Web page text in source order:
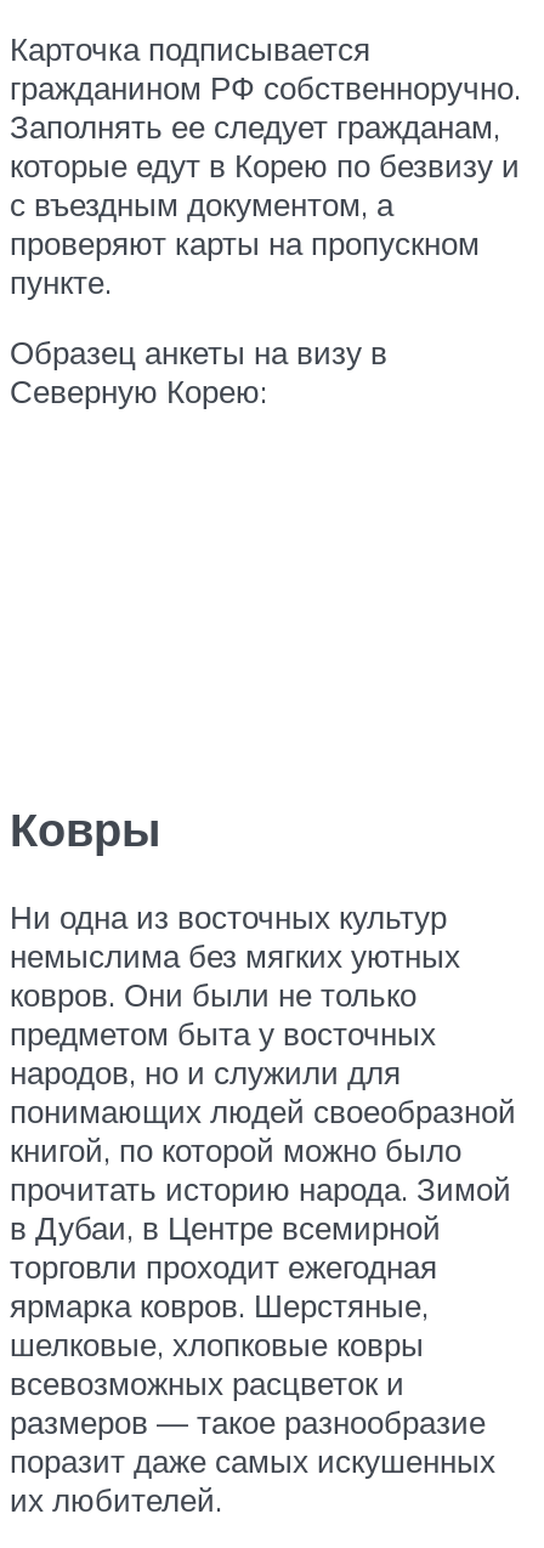
Карточка подписывается
гражданином РФ собственноручно.
Заполнять ее следует гражданам,
которые едут в Корею по безвизу и
с въездным документом, а
проверяют карты на пропускном
пункте.
Образец анкеты на визу в
Северную Корею:
Ковры
Ни одна из восточных культур
немыслима без мягких уютных
ковров. Они были не только
предметом быта у восточных
народов, но и служили для
понимающих людей своеобразной
книгой, по которой можно было
прочитать историю народа. Зимой
в Дубаи, в Центре всемирной
торговли проходит ежегодная
ярмарка ковров. Шерстяные,
шелковые, хлопковые ковры
всевозможных расцветок и
размеров — такое разнообразие
поразит даже самых искушенных
их любителей.